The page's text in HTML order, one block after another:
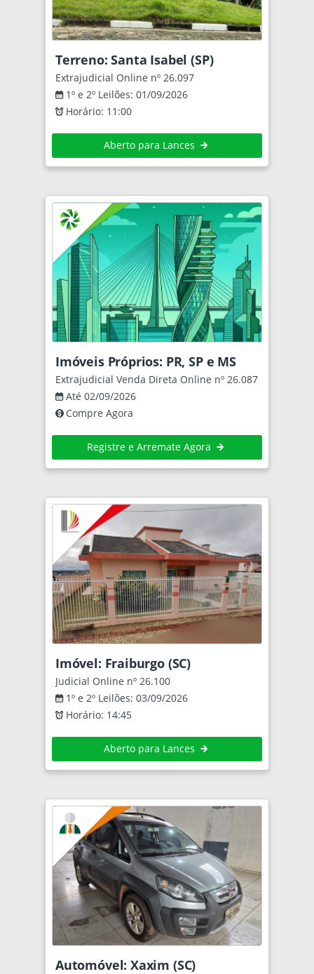
Terreno: Santa Isabel (SP)
Extrajudicial Online nº 26.097
1º e 2º Leilões: 01/09/2026
Horário: 11:00
Aberto para Lances
Imóveis Próprios: PR, SP e MS
Extrajudicial Venda Direta Online nº 26.087
Até 02/09/2026
Compre Agora
Registre e Arremate Agora
Imóvel: Fraiburgo (SC)
Judicial Online nº 26.100
1º e 2º Leilões: 03/09/2026
Horário: 14:45
Aberto para Lances
Automóvel: Xaxim (SC)